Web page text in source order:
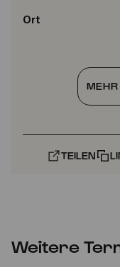
Ort
TEILEN
Weitere